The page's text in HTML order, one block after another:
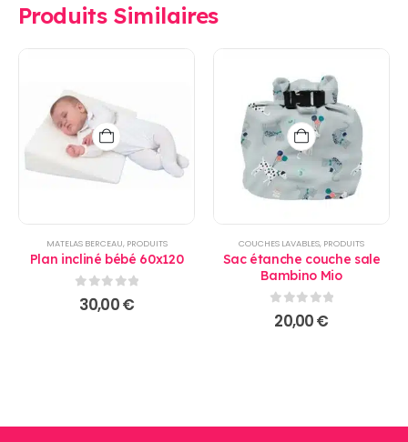
Produits Similaires
MATELAS BERCEAU, PRODUITS
Plan incliné bébé 60x120
0sur 5
30,00€
COUCHES LAVABLES, PRODUITS
Sac étanche couche sale
Bambino Mio
0sur 5
20,00€